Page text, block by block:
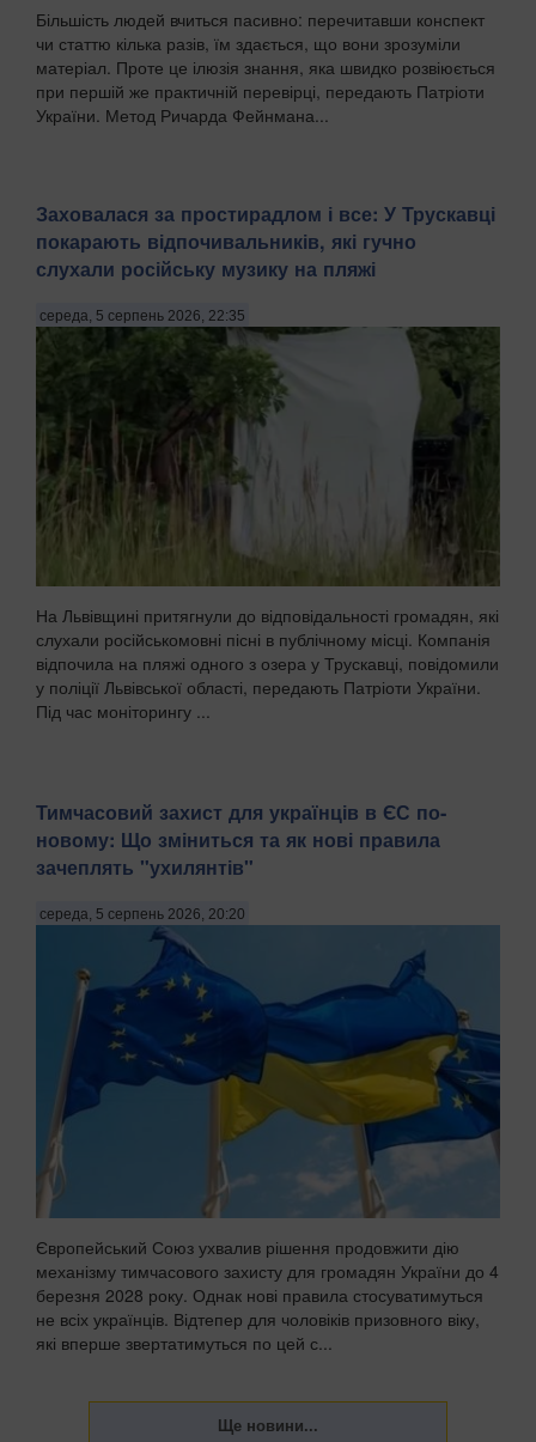
Більшість людей вчиться пасивно: перечитавши конспект
чи статтю кілька разів, їм здається, що вони зрозуміли
матеріал. Проте це ілюзія знання, яка швидко розвіюється
при першій же практичній перевірці, передають Патріоти
України. Метод Ричарда Фейнмана...
Заховалася за простирадлом і все: У Трускавці
покарають відпочивальників, які гучно
слухали російську музику на пляжі
середа, 5 серпень 2026, 22:35
На Львівщині притягнули до відповідальності громадян, які
слухали російськомовні пісні в публічному місці. Компанія
відпочила на пляжі одного з озера у Трускавці, повідомили
у поліції Львівської області, передають Патріоти України.
Під час моніторингу ...
Тимчасовий захист для українців в ЄС по-
новому: Що зміниться та як нові правила
зачеплять "ухилянтів"
середа, 5 серпень 2026, 20:20
Європейський Союз ухвалив рішення продовжити дію
механізму тимчасового захисту для громадян України до 4
березня 2028 року. Однак нові правила стосуватимуться
не всіх українців. Відтепер для чоловіків призовного віку,
які вперше звертатимуться по цей с...